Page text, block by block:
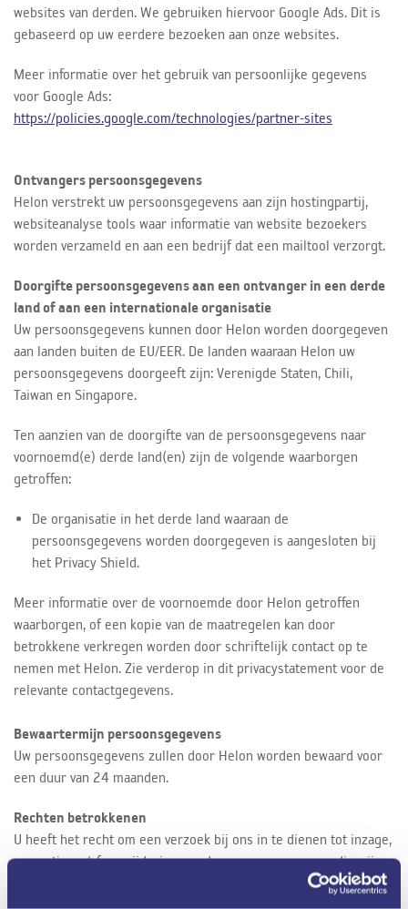
websites van derden. We gebruiken hiervoor Google Ads. Dit is
gebaseerd op uw eerdere bezoeken aan onze websites.
Meer informatie over het gebruik van persoonlijke gegevens
voor Google Ads:
https://policies.google.com/technologies/partner-sites
Ontvangers persoonsgegevens
Helon verstrekt uw persoonsgegevens aan zijn hostingpartij,
websiteanalyse tools waar informatie van website bezoekers
worden verzameld en aan een bedrijf dat een mailtool verzorgt.
Doorgifte persoonsgegevens aan een ontvanger in een derde
land of aan een internationale organisatie
Uw persoonsgegevens kunnen door Helon worden doorgegeven
aan landen buiten de EU/EER. De landen waaraan Helon uw
persoonsgegevens doorgeeft zijn: Verenigde Staten, Chili,
Taiwan en Singapore.
Ten aanzien van de doorgifte van de persoonsgegevens naar
voornoemd(e) derde land(en) zijn de volgende waarborgen
getroffen:
De organisatie in het derde land waaraan de
persoonsgegevens worden doorgegeven is aangesloten bij
het Privacy Shield.
Meer informatie over de voornoemde door Helon getroffen
waarborgen, of een kopie van de maatregelen kan door
betrokkene verkregen worden door schriftelijk contact op te
nemen met Helon. Zie verderop in dit privacystatement voor de
relevante contactgegevens.
Bewaartermijn persoonsgegevens
Uw persoonsgegevens zullen door Helon worden bewaard voor
een duur van 24 maanden.
Rechten betrokkenen
U heeft het recht om een verzoek bij ons in te dienen tot inzage,
correctie en/of verwijdering van de persoonsgegevens die wij
van u verwerken. Hiernaast heeft u het recht om ons te
verzoeken de verwerking van uw persoonsgegevens te beperken